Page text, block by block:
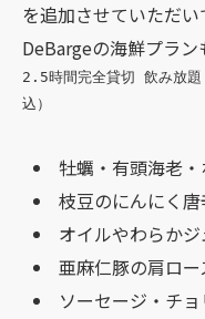
を追加させていただ
DeBargeの海鮮プラン
2.5時間完全貸切 飲み放
込）
牡蠣・有頭海老
枝豆のにんにく
オイルやわらか
亜麻仁豚の肩ロー
ソーセージ・チ